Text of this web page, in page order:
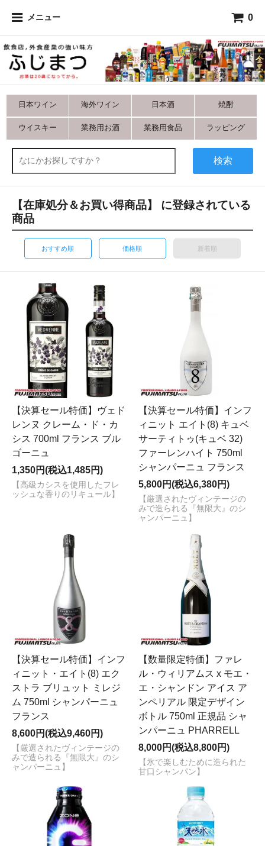
メニュー 0
日本ワイン 海外ワイン 日本酒 焼酎
ウイスキー 業務用お酒 業務用食品 ラッピング
検索
【在庫処分＆お買い得商品】 に登録されている
商品
おすすめ順 価格順 新着順
【決算セール特価】ヴェド
レンヌ クレーム・ド・カ
シス 700ml フランス ブル
ゴーニュ
1,350円(税込1,485円)
【高級カシスを使用したフレ
ッシュな香りのリキュール】
【決算セール特価】インフ
ィニット エイト(8) キュベ
サーティトゥ(キュベ 32)
ファーレンハイト 750ml
シャンパーニュ フランス
5,800円(税込6,380円)
【厳選されたヴィンテージの
みで造られる『無限大』のシ
ャンパーニュ】
【決算セール特価】インフ
ィニット・エイト(8) エク
ストラ ブリュット ミレジ
ム 750ml シャンパーニュ
フランス
8,600円(税込9,460円)
【厳選されたヴィンテージの
みで造られる『無限大』のシ
ャンパーニュ】
【数量限定特価】ファレ
ル・ウィリアムス x モエ・
エ・シャンドン アイス ア
ンペリアル 限定デザイン
ボトル 750ml 正規品 シャ
ンパーニュ PHARRELL
8,000円(税込8,800円)
【氷で楽しむために造られた
甘口シャンパン】